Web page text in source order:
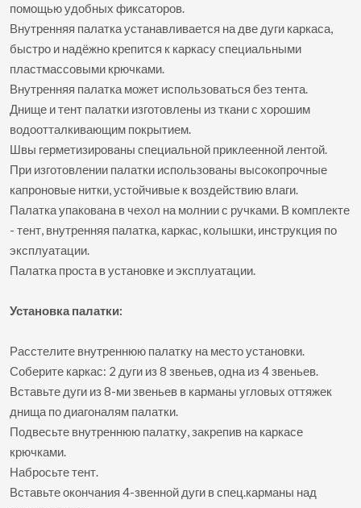
помощью удобных фиксаторов.
Внутренняя палатка устанавливается на две дуги каркаса,
быстро и надёжно крепится к каркасу специальными
пластмассовыми крючками.
Внутренняя палатка может использоваться без тента.
Днище и тент палатки изготовлены из ткани с хорошим
водоотталкивающим покрытием.
Швы герметизированы специальной приклеенной лентой.
При изготовлении палатки использованы высокопрочные
капроновые нитки, устойчивые к воздействию влаги.
Палатка упакована в чехол на молнии с ручками. В комплекте
- тент, внутренняя палатка, каркас, колышки, инструкция по
эксплуатации.
Палатка проста в установке и эксплуатации.
Установка палатки:
Расстелите внутреннюю палатку на место установки.
Соберите каркас: 2 дуги из 8 звеньев, одна из 4 звеньев.
Вставьте дуги из 8-ми звеньев в карманы угловых оттяжек
днища по диагоналям палатки.
Подвесьте внутреннюю палатку, закрепив на каркасе
крючками.
Набросьте тент.
Вставьте окончания 4-звенной дуги в спец.карманы над